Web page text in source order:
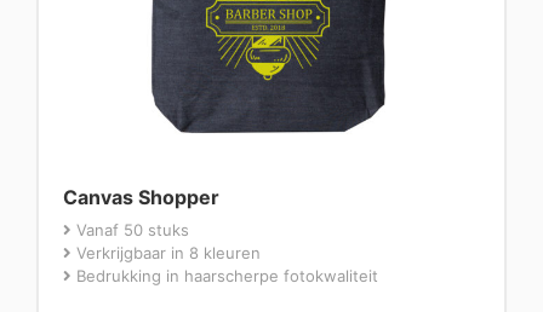
Canvas Shopper
Vanaf 50 stuks
Verkrijgbaar in 8 kleuren
Bedrukking in haarscherpe fotokwaliteit